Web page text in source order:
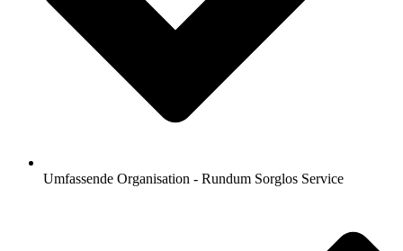
Umfassende Organisation - Rundum Sorglos Service